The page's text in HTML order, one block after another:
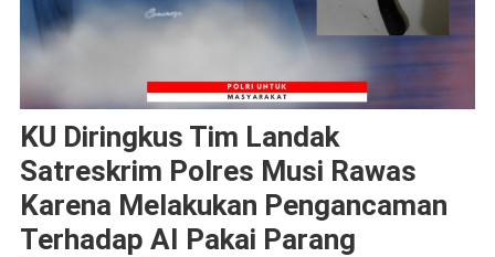
KU Diringkus Tim Landak
Satreskrim Polres Musi Rawas
Karena Melakukan Pengancaman
Terhadap AI Pakai Parang